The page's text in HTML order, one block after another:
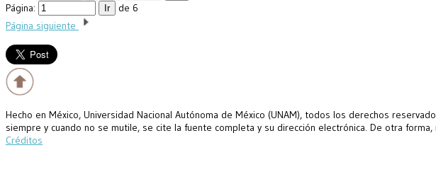
Página:
de 6
Página siguiente
Hecho en México, Universidad Nacional Autónoma de México (UNAM), todos los derechos
siempre y cuando no se mutile, se cite la fuente completa y su dirección electrónica. De otra
Créditos